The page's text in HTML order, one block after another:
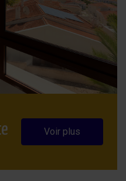
Voir plus